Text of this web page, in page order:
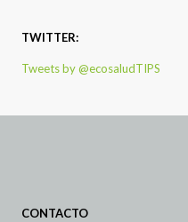
TWITTER:
Tweets by @ecosaludTIPS
CONTACTO